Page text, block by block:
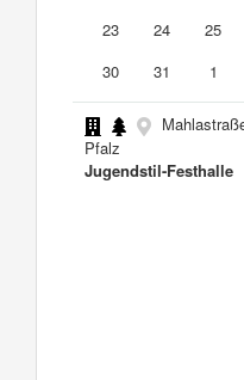
23
24 25
30
31 1
Pfalz
Jugendstil-Festhalle